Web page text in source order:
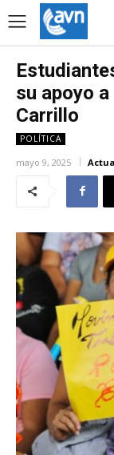
su apoyo
Carrillo
POLÍTICA
mayo 9, 2025